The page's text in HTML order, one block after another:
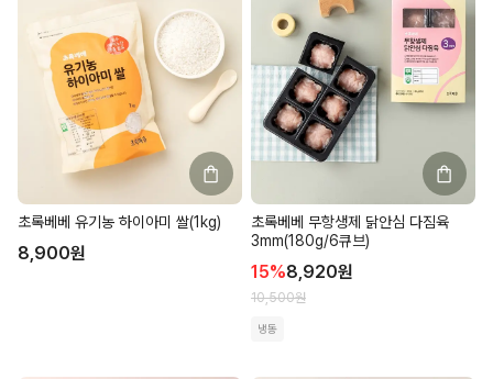
초록베베 유기농 하이아미 쌀(1kg)
8,900원
초록베베 무항생제 닭안심 다짐육
3mm(180g/6큐브)
15%8,920원
10,500원
냉동